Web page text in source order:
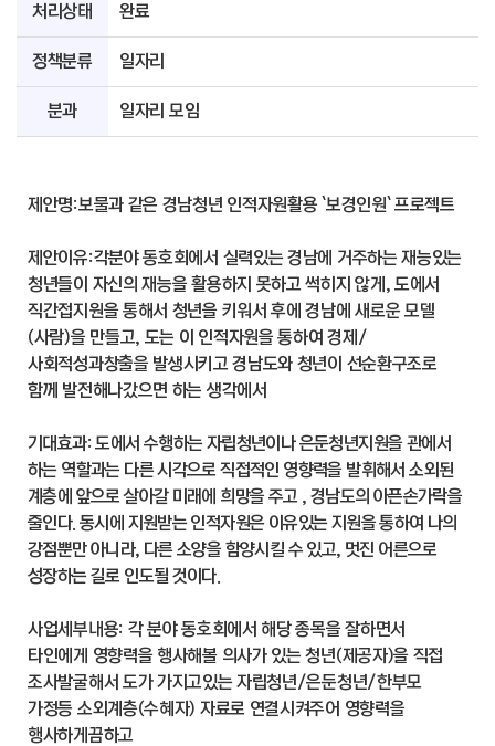
처리상태 완료
정책분류 일자리
분과 일자리 모임
제안명:보물과 같은 경남청년 인적자원활용 `보경인원` 프로젝트
제안이유:각분야 동호회에서 실력있는 경남에 거주하는 재능있는
청년들이 자신의 재능을 활용하지 못하고 썩히지 않게, 도에서
직간접지원을 통해서 청년을 키워서 후에 경남에 새로운 모델
(사람)을 만들고, 도는 이 인적자원을 통하여 경제/
사회적성과창출을 발생시키고 경남도와 청년이 선순환구조로
함께 발전해나갔으면 하는 생각에서
기대효과: 도에서 수행하는 자립청년이나 은둔청년지원을 관에서
하는 역할과는 다른 시각으로 직접적인 영향력을 발휘해서 소외된
계층에 앞으로 살아갈 미래에 희망을 주고 , 경남도의 아픈손가락을
줄인다. 동시에 지원받는 인적자원은 이유있는 지원을 통하여 나의
강점뿐만 아니라, 다른 소양을 함양시킬 수 있고, 멋진 어른으로
성장하는 길로 인도될 것이다.
사업세부내용: 각 분야 동호회에서 해당 종목을 잘하면서
타인에게 영향력을 행사해볼 의사가 있는 청년(제공자)을 직접
조사발굴해서 도가 가지고있는 자립청년/은둔청년/한부모
가정등 소외계층(수혜자) 자료로 연결시켜주어 영향력을
행사하게끔하고